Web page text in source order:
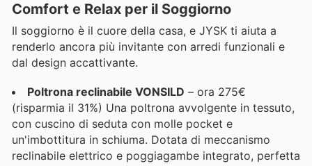
Comfort e Relax per il Soggiorno
Il soggiorno è il cuore della casa, e JYSK ti aiuta a
renderlo ancora più invitante con arredi funzionali e
dal design accattivante.
Poltrona reclinabile VONSILD – ora 275€
(risparmia il 31%) Una poltrona avvolgente in tessuto,
con cuscino di seduta con molle pocket e
un'imbottitura in schiuma. Dotata di meccanismo
reclinabile elettrico e poggiagambe integrato, perfetta